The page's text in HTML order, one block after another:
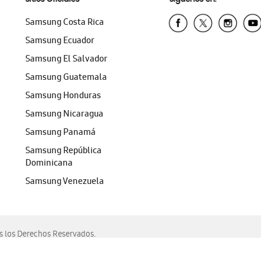
Samsung Costa Rica
Samsung Ecuador
Samsung El Salvador
Samsung Guatemala
Samsung Honduras
Samsung Nicaragua
Samsung Panamá
Samsung República
Dominicana
Samsung Venezuela
Derechos Reservados.